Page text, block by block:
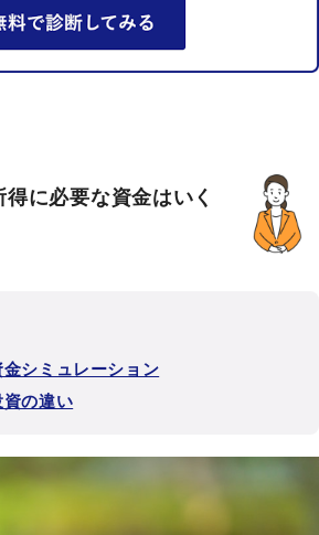
に必要な資金はいく
シミュレーション
の違い